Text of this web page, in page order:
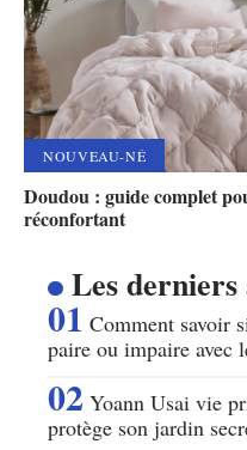
NOUVEAU-NÉ
Doudou : guide complet
réconfortant
Les
Comment savoir
paire ou impaire avec
Yoann Usai vie
protège son jardin